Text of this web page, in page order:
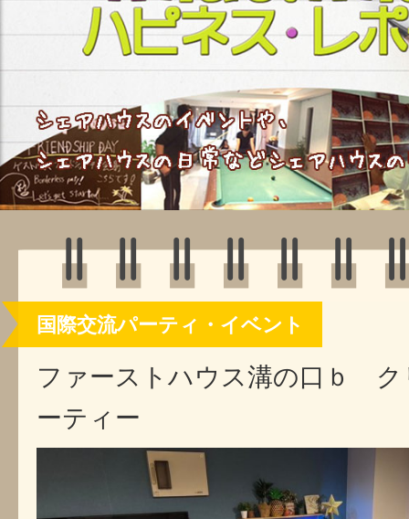
国際交流パーティ・イベント
ファーストハウス溝の口ｂ ク
ーティー